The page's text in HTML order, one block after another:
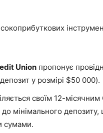
Union пропонує
у розмірі $50 000).
своїм 12-місячним
мінімального
сумами.